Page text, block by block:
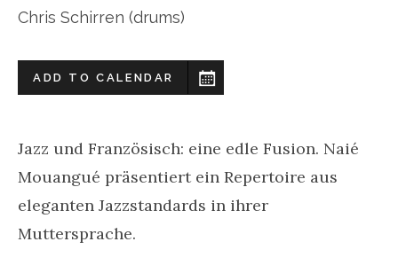
Chris Schirren (drums)
ADD TO CALENDAR
Jazz und Französisch: eine edle Fusion. Naié
Mouangué präsentiert ein Repertoire aus
eleganten Jazzstandards in ihrer
Muttersprache.